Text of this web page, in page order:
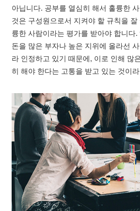
아닙니다. 공부를 열심히 해서 훌륭한
것은 구성원으로서 지켜야 할 규칙을
륭한 사람이라는 평가를 받아야 합니다
돈을 많은 부자나 높은 지위에 올라선
라 인정하고 있기 때문에, 이로 인해 많
히 해야 한다는 고통을 받고 있는 것이